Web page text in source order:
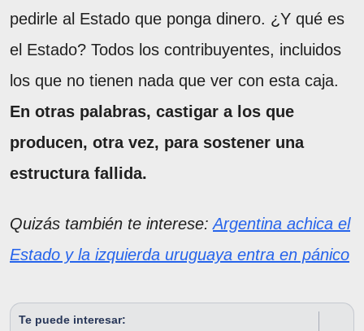
pedirle al Estado que ponga dinero. ¿Y qué es
el Estado? Todos los contribuyentes, incluidos
los que no tienen nada que ver con esta caja.
En otras palabras, castigar a los que
producen, otra vez, para sostener una
estructura fallida.
Quizás también te interese:Argentina achica el
Estado y la izquierda uruguaya entra en pánico
Te puede interesar: